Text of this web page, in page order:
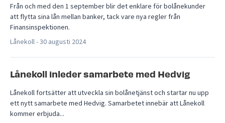
Från och med den 1 september blir det enklare för bolånekunder
att flytta sina lån mellan banker, tack vare nya regler från
Finansinspektionen.
Lånekoll -30 augusti 2024
Lånekoll inleder samarbete med Hedvig
Lånekoll fortsätter att utveckla sin bolånetjänst och startar nu upp
ett nytt samarbete med Hedvig. Samarbetet innebär att Lånekoll
kommer erbjuda...